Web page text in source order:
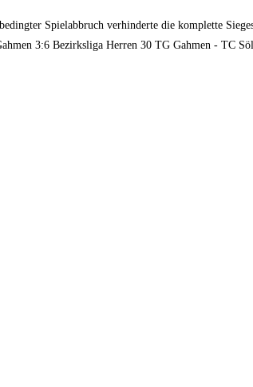
Spielabbruch verhinderte die komplette
3:6 Bezirksliga Herren 30 TG Gahmen - TC